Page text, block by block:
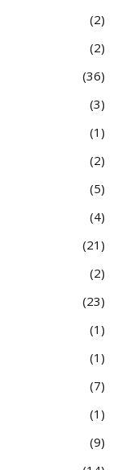
2
2
36
3
1
2
5
4
21
2
23
1
1
7
1
9